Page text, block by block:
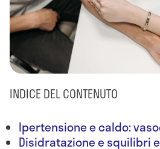
INDICE DEL CONTENUTO
Ipertensione e caldo:
Disidratazione e squilibri